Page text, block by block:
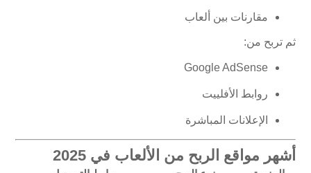
مقارنات بين ألعاب
ثم تربح من:
Google AdSense
روابط الأفلييت
الإعلانات المباشرة
أشهر مواقع الربح من الألعاب في 2025